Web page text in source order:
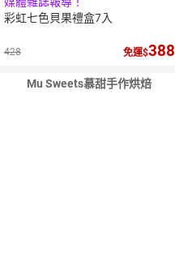
彩虹七色貝果禮盒7入
428 免運 388
Mu Sweets慕甜手作烘焙